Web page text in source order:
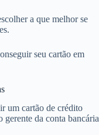
a que melhor se
seu cartão em
um cartão de crédito
gerente da conta bancária